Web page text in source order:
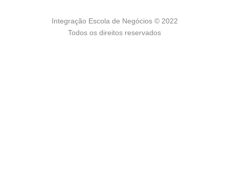
Integração Escola de Negócios © 2022
Todos os direitos reservados